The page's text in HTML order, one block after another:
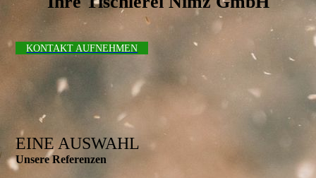
KONTAKT AUFNEHMEN
EINE AUSWAHL
Unsere Referenzen